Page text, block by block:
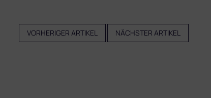
VORHERIGER ARTIKEL NÄCHSTER ARTIKEL